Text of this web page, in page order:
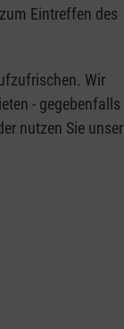
Eintreffen des
Wir
- gegebenfalls
nutzen Sie unser